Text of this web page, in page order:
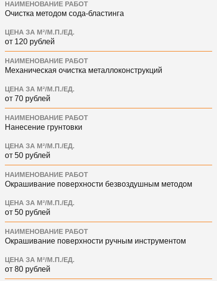
НАИМЕНОВАНИЕ РАБОТ
Очистка методом сода-бластинга
ЦЕНА ЗА М²/М.П./ЕД.
от 120 рублей
НАИМЕНОВАНИЕ РАБОТ
Механическая очистка металлоконструкций
ЦЕНА ЗА М²/М.П./ЕД.
от 70 рублей
НАИМЕНОВАНИЕ РАБОТ
Нанесение грунтовки
ЦЕНА ЗА М²/М.П./ЕД.
от 50 рублей
НАИМЕНОВАНИЕ РАБОТ
Окрашивание поверхности безвоздушным методом
ЦЕНА ЗА М²/М.П./ЕД.
от 50 рублей
НАИМЕНОВАНИЕ РАБОТ
Окрашивание поверхности ручным инструментом
ЦЕНА ЗА М²/М.П./ЕД.
от 80 рублей